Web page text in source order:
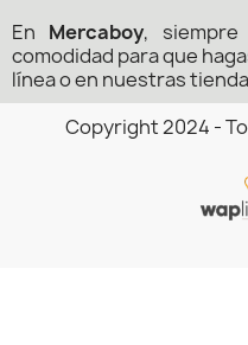
En Mercaboy,
comodidad para que
línea o en nuestras
Copyright 2024 -